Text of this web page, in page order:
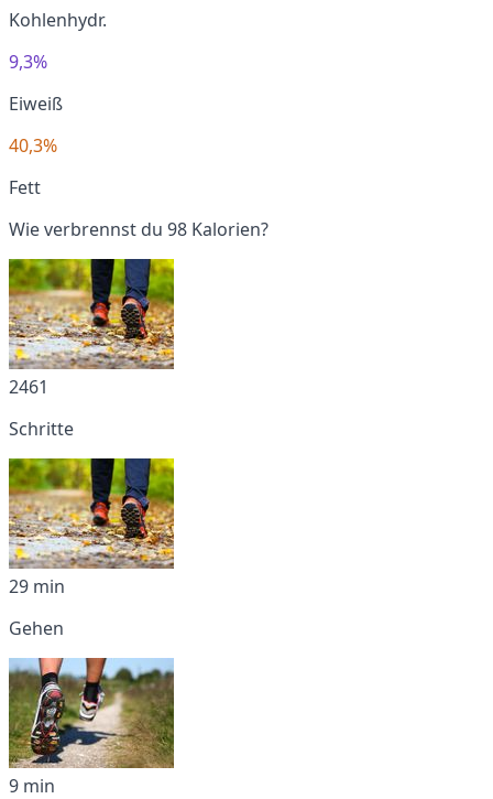
Kohlenhydr.
9,3%
Eiweiß
40,3%
Fett
Wie verbrennst du 98 Kalorien?
2461
Schritte
29 min
Gehen
9 min